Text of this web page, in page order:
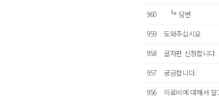
960
답변
959
도와주십시요
958
글자판 신청합니다.
957
궁금합니다.
956
의료비에 대해서 알